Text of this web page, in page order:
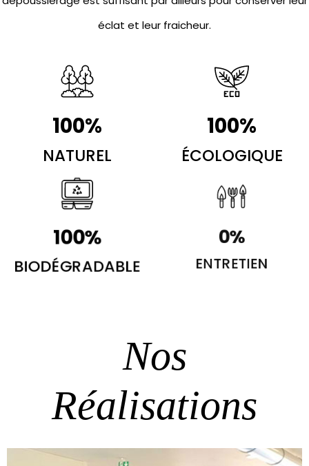
éclat et leur fraicheur.
NATUREL
100%
ÉCOLOGIQUE
100%
BIODÉGRADABLE
100%
ENTRETIEN
0%
Nos
Réalisations